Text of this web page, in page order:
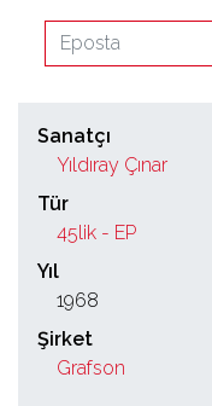
Sanatçı
Yıldıray Çınar
Tür
45lik - EP
Yıl
1968
Şirket
Grafson